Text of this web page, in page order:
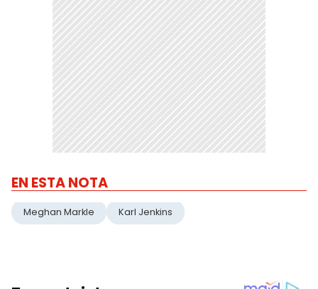
EN ESTA NOTA
Meghan Markle Karl Jenkins